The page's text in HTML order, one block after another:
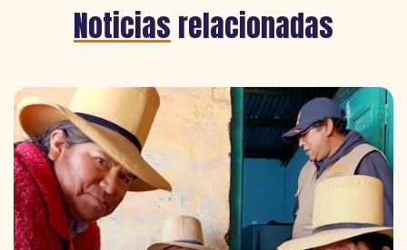
Noticias relacionadas